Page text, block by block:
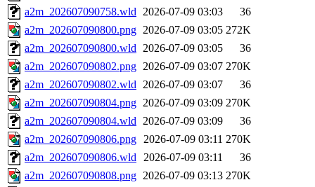
a2m_202607090758.wld 2026-07-09 03:03
36
a2m_202607090800.png 2026-07-09 03:05 272K
a2m_202607090800.wld 2026-07-09 03:05
36
a2m_202607090802.png 2026-07-09 03:07 270K
a2m_202607090802.wld 2026-07-09 03:07
36
a2m_202607090804.png 2026-07-09 03:09 270K
a2m_202607090804.wld 2026-07-09 03:09
36
a2m_202607090806.png 2026-07-09 03:11 270K
a2m_202607090806.wld 2026-07-09 03:11
36
a2m_202607090808.png 2026-07-09 03:13 270K